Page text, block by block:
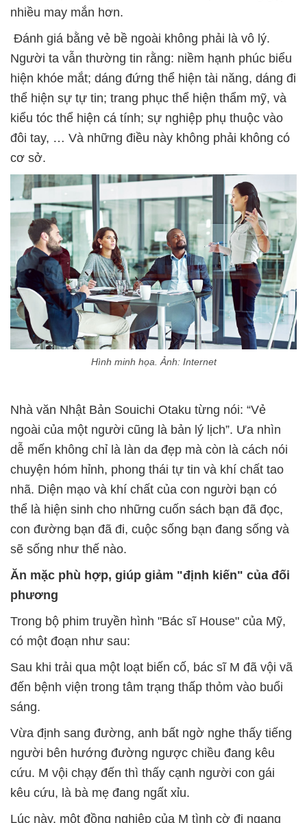
nhiều may mắn hơn.
Đánh giá bằng vẻ bề ngoài không phải là vô lý.
Người ta vẫn thường tin rằng: niềm hạnh phúc biểu
hiện khóe mắt; dáng đứng thể hiện tài năng, dáng đi
thể hiện sự tự tin; trang phục thể hiện thẩm mỹ, và
kiểu tóc thể hiện cá tính; sự nghiệp phụ thuộc vào
đôi tay, … Và những điều này không phải không có
cơ sở.
Hình minh họa. Ảnh: Internet
Nhà văn Nhật Bản Souichi Otaku từng nói: “Vẻ
ngoài của một người cũng là bản lý lịch”. Ưa nhìn
dễ mến không chỉ là làn da đẹp mà còn là cách nói
chuyện hóm hỉnh, phong thái tự tin và khí chất tao
nhã. Diện mạo và khí chất của con người bạn có
thể là hiện sinh cho những cuốn sách bạn đã đọc,
con đường bạn đã đi, cuộc sống bạn đang sống và
sẽ sống như thế nào.
Ăn mặc phù hợp, giúp giảm "định kiến" của đối
phương
Trong bộ phim truyền hình "Bác sĩ House" của Mỹ,
có một đoạn như sau:
Sau khi trải qua một loạt biến cố, bác sĩ M đã vội vã
đến bệnh viện trong tâm trạng thấp thỏm vào buổi
sáng.
Vừa định sang đường, anh bất ngờ nghe thấy tiếng
người bên hướng đường ngược chiều đang kêu
cứu. M vội chạy đến thì thấy cạnh người con gái
kêu cứu, là bà mẹ đang ngất xỉu.
Lúc này, một đồng nghiệp của M tình cờ đi ngang